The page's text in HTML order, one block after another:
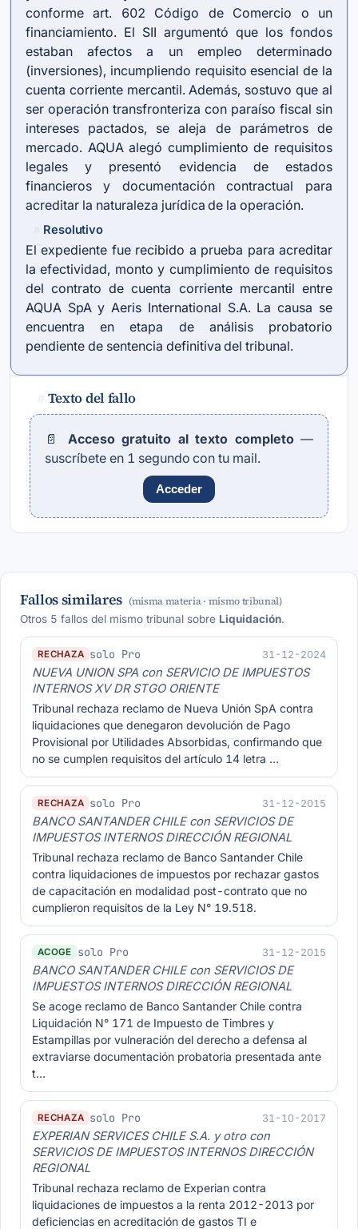
conforme art. 602 Código de Comercio o un
financiamiento. El SII argumentó que los fondos
estaban afectos a un empleo determinado
(inversiones), incumpliendo requisito esencial de la
cuenta corriente mercantil. Además, sostuvo que al
ser operación transfronteriza con paraíso fiscal sin
intereses pactados, se aleja de parámetros de
mercado. AQUA alegó cumplimiento de requisitos
legales y presentó evidencia de estados
financieros y documentación contractual para
acreditar la naturaleza jurídica de la operación.
Resolutivo
El expediente fue recibido a prueba para acreditar
la efectividad, monto y cumplimiento de requisitos
del contrato de cuenta corriente mercantil entre
AQUA SpA y Aeris International S.A. La causa se
encuentra en etapa de análisis probatorio
pendiente de sentencia definitiva del tribunal.
# Texto del fallo
📄 Acceso gratuito al texto completo—
suscríbete en 1 segundo con tu mail.
Acceder
Fallos similares (misma materia · mismo tribunal)
Otros 5 fallos del mismo tribunal sobre Liquidación.
RECHAZA solo Pro 31-12-2024
NUEVA UNION SPA con SERVICIO DE IMPUESTOS
INTERNOS XV DR STGO ORIENTE
Tribunal rechaza reclamo de Nueva Unión SpA contra
liquidaciones que denegaron devolución de Pago
Provisional por Utilidades Absorbidas, confirmando que
no se cumplen requisitos del artículo 14 letra …
RECHAZA solo Pro 31-12-2015
BANCO SANTANDER CHILE con SERVICIOS DE
IMPUESTOS INTERNOS DIRECCIÓN REGIONAL
Tribunal rechaza reclamo de Banco Santander Chile
contra liquidaciones de impuestos por rechazar gastos
de capacitación en modalidad post-contrato que no
cumplieron requisitos de la Ley N° 19.518.
ACOGE solo Pro 31-12-2015
BANCO SANTANDER CHILE con SERVICIOS DE
IMPUESTOS INTERNOS DIRECCIÓN REGIONAL
Se acoge reclamo de Banco Santander Chile contra
Liquidación N° 171 de Impuesto de Timbres y
Estampillas por vulneración del derecho a defensa al
extraviarse documentación probatoria presentada ante
t…
RECHAZA solo Pro 31-10-2017
EXPERIAN SERVICES CHILE S.A. y otro con
SERVICIOS DE IMPUESTOS INTERNOS DIRECCIÓN
REGIONAL
Tribunal rechaza reclamo de Experian contra
liquidaciones de impuestos a la renta 2012-2013 por
deficiencias en acreditación de gastos TI e